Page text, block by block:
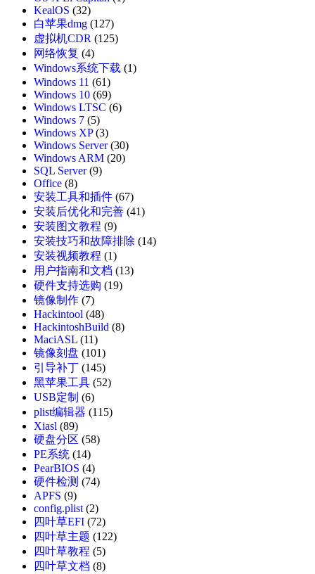
KealOS (32)
白苹果dmg (127)
虚拟机CDR (125)
网络恢复 (4)
Windows系统下载 (1)
Windows 11 (61)
Windows 10 (69)
Windows LTSC (6)
Windows 7 (5)
Windows XP(3)
Windows Server(30)
Windows ARM (20)
SQL Server(9)
Office (8)
安装工具和插件 (67)
安装后优化和完善 (41)
安装图文教程 (9)
安装技巧和故障排除 (14)
安装视频教程 (1)
用户指南和文档 (13)
硬件支持选购 (19)
镜像制作 (7)
Hackintool (48)
HackintoshBuild (8)
MaciASL (11)
镜像刻盘 (101)
引导补丁 (145)
黑苹果工具 (52)
USB定制 (6)
plist编辑器 (115)
Xiasl (89)
硬盘分区 (58)
PE系统 (14)
PearBIOS (4)
硬件检测 (74)
APFS (9)
config.plist(2)
四叶草EFI (72)
四叶草主题 (122)
四叶草教程 (5)
四叶草文档 (8)